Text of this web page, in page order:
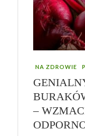
NA ZDROWIE
–